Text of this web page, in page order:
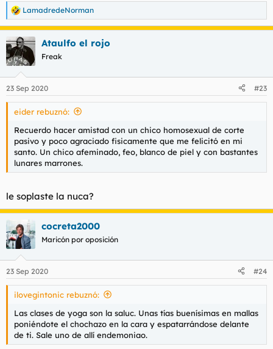
R
e
a
c
c
i
e
s
LamadredeNorman
Ataulfo el rojo
Freak
23 Sep 2020 #23
eider rebuznó:
Recuerdo hacer amistad con un chico homosexual de corte
pasivo y poco agraciado fisicamente que me felicitó en mi
santo. Un chico afeminado, feo, blanco de piel y con bastantes
lunares marrones.
le soplaste la nuca?
cocreta2000
Maricón por oposición
23 Sep 2020 #24
ilovegintonic rebuznó:
Las clases de yoga son la saluc. Unas tías buenísimas en mallas
poniéndote el chochazo en la cara y espatarrándose delante
de ti. Sale uno de allí endemoniao.